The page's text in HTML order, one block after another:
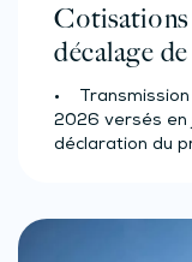
Cotisations
décalage
source
(effectif
• Transmission
2026 versés
déclaration du